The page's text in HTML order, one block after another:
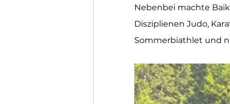
Nebenbei machte
Disziplienen Judo,
Sommerbiathlet und